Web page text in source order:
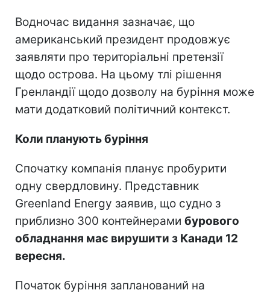
Водночас видання зазначає, що
американський президент продовжує
заявляти про територіальні претензії
щодо острова. На цьому тлі рішення
Гренландії щодо дозволу на буріння може
мати додатковий політичний контекст.
Коли планують буріння
Спочатку компанія планує пробурити
одну свердловину. Представник
Greenland Energy заявив, що судно з
приблизно 300 контейнерами бурового
обладнання має вирушити з Канади 12
вересня.
Початок буріння запланований на